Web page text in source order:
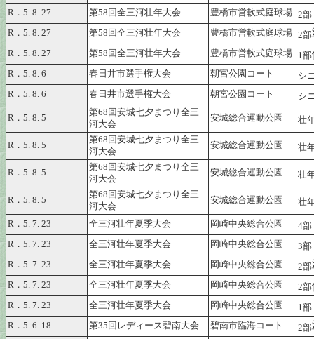
R．5. 8. 27 第58回全三河壮年大会 豊橋市営軟式庭球場 2部
R．5. 8. 27 第58回全三河壮年大会 豊橋市営軟式庭球場 2部
R．5. 8. 27 第58回全三河壮年大会 豊橋市営軟式庭球場 1部
R．5. 8. 6 春日井市選手権大会 朝宮公園コート
シ
R．5. 8. 6
春日井市選手権大会 朝宮公園コート シ
R．5. 8. 5
第68回安城七夕まつり全三
河大会
安城総合運動公園 壮
R．5. 8. 5
第68回安城七夕まつり全三
河大会
安城総合運動公園 壮
R．5. 8. 5
第68回安城七夕まつり全三
河大会
安城総合運動公園 壮
R．5. 8. 5
第68回安城七夕まつり全三
河大会
安城総合運動公園 壮
R．5. 7. 23 全三河壮年夏季大会 岡崎中央総合公園 4部
R．5. 7. 23 全三河壮年夏季大会 岡崎中央総合公園 3部
R．5. 7. 23 全三河壮年夏季大会 岡崎中央総合公園 2部
R．5. 7. 23 全三河壮年夏季大会 岡崎中央総合公園 2部
R．5. 7. 23 全三河壮年夏季大会 岡崎中央総合公園 1部
R．5. 6. 18 第35回レディース碧南大会 碧南市臨海コート 2部